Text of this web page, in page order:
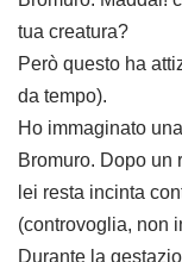
tua creatura?
Però questo ha
da tempo).
Ho immaginato
Bromuro. Dopo un
lei resta incinta
(controvoglia, non
Durante la